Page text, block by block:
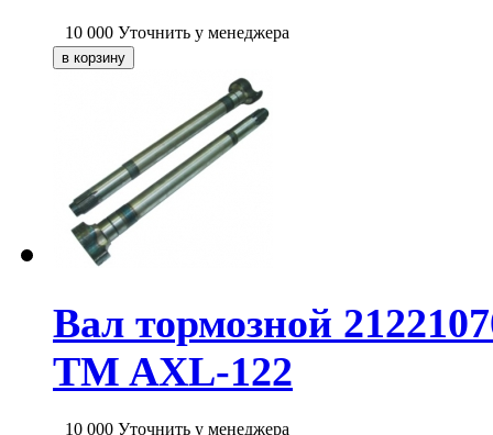
10 000 Уточнить у менеджера
Вал тормозной
TM AXL-122
10 000 Уточнить у менеджера